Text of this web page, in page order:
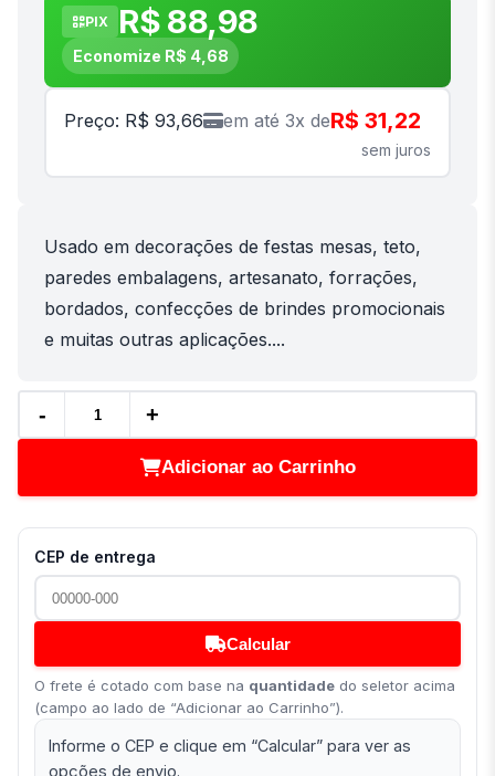
PIX R$ 88,98
Economize R$ 4,68
Preço: R$ 93,66 em até 3x deR$ 31,22
sem juros
Usado em decorações de festas mesas, teto,
paredes embalagens, artesanato, forrações,
bordados, confecções de brindes promocionais
e muitas outras aplicações....
- +
Adicionar ao Carrinho
CEP de entrega
Calcular
O frete é cotado com base na quantidade do seletor acima
(campo ao lado de “Adicionar ao Carrinho”).
Informe o CEP e clique em “Calcular” para ver as
opções de envio.